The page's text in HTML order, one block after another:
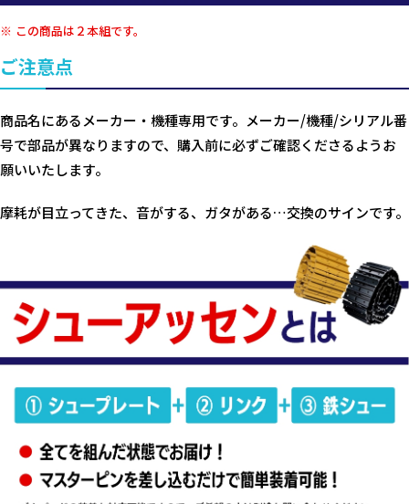
この商品は２本組です。
ご注意点
商品名にあるメーカー・機種専用です。メーカー/機種/シリアル番
号で部品が異なりますので、購入前に必ずご確認くださるようお
願いいたします。
摩耗が目立ってきた、音がする、ガタがある…交換のサインです。